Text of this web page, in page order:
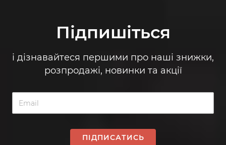
Підпишіться
і дізнавайтеся першими про наші знижки,
розпродажі, новинки та акції
ПІДПИСАТИСЬ